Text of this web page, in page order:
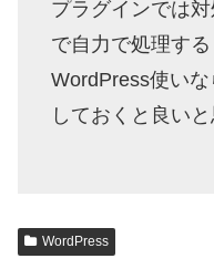
プラグインでは
で自力で処理する
WordPress使い
しておくと良いと
WordPress